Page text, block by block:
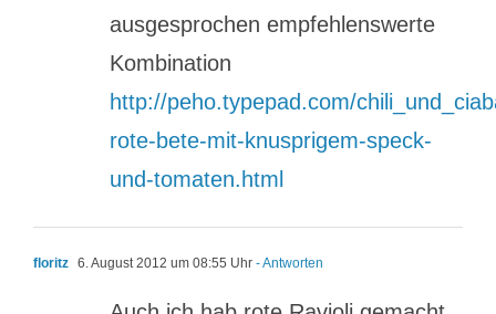
ausgesprochen empfehlenswerte
Kombination
http://peho.typepad.com/
rote-bete-mit-knusprigem-speck-
und-tomaten.html
floritz 6. August 2012 um 08:55 Uhr - Antworten